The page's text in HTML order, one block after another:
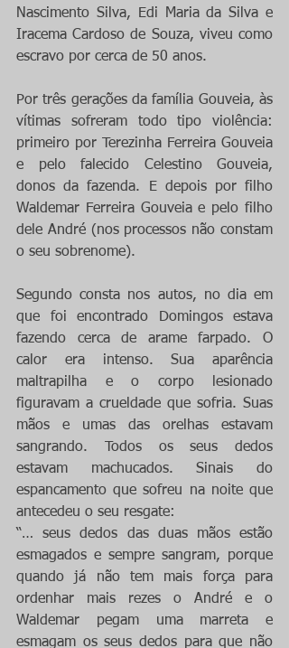
Nascimento Silva, Edi Maria da Silva e
Iracema Cardoso de Souza, viveu como
escravo por cerca de 50 anos.
Por três gerações da família Gouveia, às
vítimas sofreram todo tipo violência:
primeiro por Terezinha Ferreira Gouveia
e pelo falecido Celestino Gouveia,
donos da fazenda. E depois por filho
Waldemar Ferreira Gouveia e pelo filho
dele André (nos processos não constam
o seu sobrenome).
Segundo consta nos autos, no dia em
que foi encontrado Domingos estava
fazendo cerca de arame farpado. O
calor era intenso. Sua aparência
maltrapilha e o corpo lesionado
figuravam a crueldade que sofria. Suas
mãos e umas das orelhas estavam
sangrando. Todos os seus dedos
estavam machucados. Sinais do
espancamento que sofreu na noite que
antecedeu o seu resgate:
“… seus dedos das duas mãos estão
esmagados e sempre sangram, porque
quando já não tem mais força para
ordenhar mais rezes o André e o
Waldemar pegam uma marreta e
esmagam os seus dedos para que não